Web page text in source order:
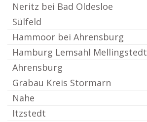
Neritz bei Bad Oldesloe
Sülfeld
Hammoor bei Ahrensburg
Hamburg Lemsahl Mellingstedt
Ahrensburg
Grabau Kreis Stormarn
Nahe
Itzstedt